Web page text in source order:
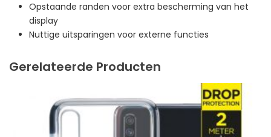
Opstaande randen voor extra bescherming van het
display
Nuttige uitsparingen voor externe functies
Gerelateerde Producten